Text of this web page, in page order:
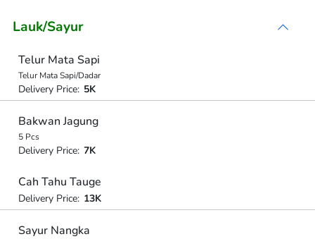
Lauk/Sayur
Telur Mata Sapi
Telur Mata Sapi/Dadar
Delivery Price: 5K
Bakwan Jagung
5 Pcs
Delivery Price: 7K
Cah Tahu Tauge
Delivery Price: 13K
Sayur Nangka